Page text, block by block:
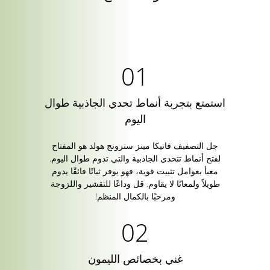
استمتع بتجربة أنماط تحدي الجاذبية طوال
اليوم
جل التصفيف فاتيكا مينز سترونج هولد هو المفتاح
لفتح أنماط تتحدى الجاذبية والتي تدوم طوال اليوم.
معبأ بعوامل تثبيت قوية، فهو يوفر ثباتًا فائقًا يدوم
طويلاً ولمعانًا لا يقاوم. قل وداعًا للتقشير واللزوجة
ومرحبًا بالكمال المنظم!
غني بخصائص الليمون